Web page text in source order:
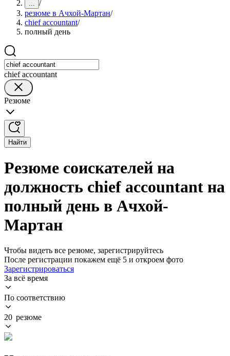
... /
резюме в Ачхой-Мартан/
chief accountant/
полный день
chief accountant
Резюме
Найти
Резюме соискателей на
должность chief accountant на
полный день в Ачхой-
Мартан
Чтобы видеть все резюме, зарегистрируйтесь
После регистрации покажем ещё 5 и откроем фото
Зарегистрироваться
За всё время
По соответствию
20 резюме